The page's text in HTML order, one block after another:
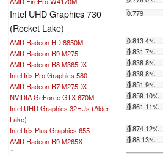
Intel UHD Graphics 730
(Rocket Lake)
0.779
AMD Radeon HD 8850M
0.813 4%
AMD Radeon R9 M275
0.831 7%
AMD Radeon R8 M365DX
0.838 8%
Intel Iris Pro Graphics 580
0.839 8%
AMD Radeon R7 M275DX
0.851 9%
NVIDIA GeForce GTX 670M
0.859 10%
Intel UHD Graphics 32EUs (Alder
Lake)
0.861 11%
Intel Iris Plus Graphics 655
0.874 12%
AMD Radeon R9 M265X
0.88 13%